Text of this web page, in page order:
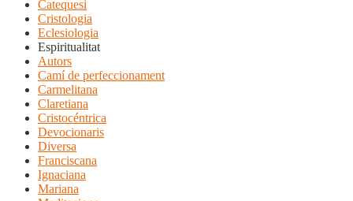
Catequesi
Cristologia
Eclesiologia
Espiritualitat
Autors
Camí de perfeccionament
Carmelitana
Claretiana
Cristocéntrica
Devocionaris
Diversa
Franciscana
Ignaciana
Mariana